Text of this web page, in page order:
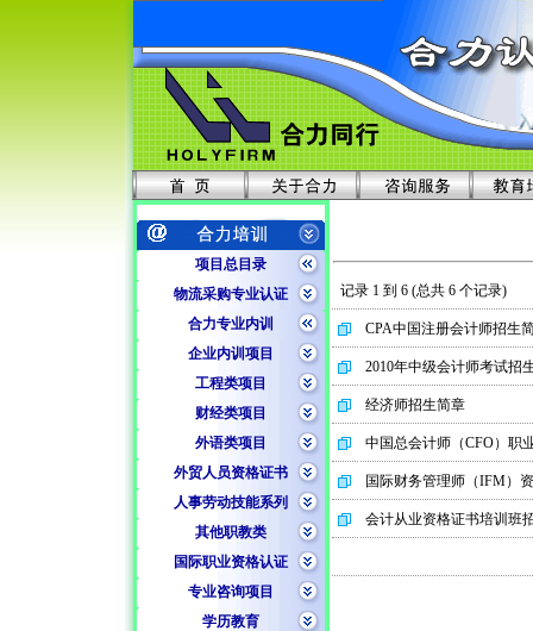
项目总目录
物流采购专业认证
合力专业内训
企业内训项目
工程类项目
财经类项目
外语类项目
外贸人员资格证书
人事劳动技能系列
其他职教类
国际职业资格认证
专业咨询项目
学历教育
记录 1 到 6 (总共 6 个记录)
CPA中国注册会计师招生
2010年中级会计师考试招
经济师招生简章
中国总会计师（CFO）职
国际财务管理师（IFM）
会计从业资格证书培训班